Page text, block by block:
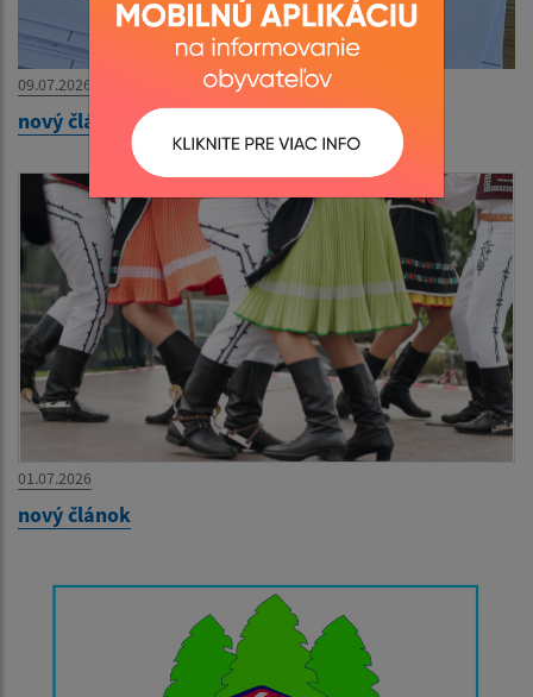
09.07.2026
nový článok
01.07.2026
nový článok